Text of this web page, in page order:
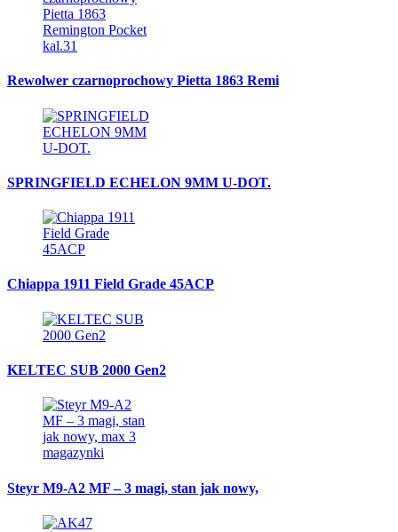
Rewolwer czarnoprochowy Pietta 1863 Remi
SPRINGFIELD ECHELON 9MM U-DOT.
Chiappa 1911 Field Grade 45ACP
KELTEC SUB 2000 Gen2
Steyr M9-A2 MF – 3 magi, stan jak nowy,